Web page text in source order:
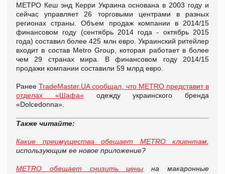
МЕТРО Кеш энд Керри Украина основана в 2003 году и
сейчас управляет 26 торговыми центрами в разных
регионах страны. Объем продаж компании в 2014/15
финансовом году (сентябрь 2014 года - октябрь 2015
года) составил более 425 млн евро. Украинский ритейлер
входит в состав Metro Group, которая работает в более
чем 29 странах мира. В финансовом году 2014/15
продажи компании составили 59 млрд евро.
РанееTradeMaster.UA сообщал, что METRO представит в
отделах «Шафа»одежду украинского бренда
«Dolcedonna».
Также читайте:
Какие преимущества обещает METRO клиентам
использующим ее новое приложение?
METRO обещает снизить цены на макаронные